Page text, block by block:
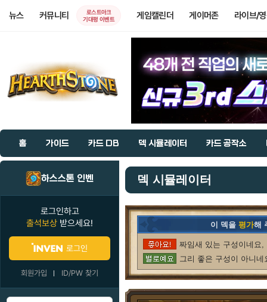
뉴스 커뮤니티
로스트아크
기대평 이벤트
게임캘린더 게이머존 라이브/
홈 가이드 카드 DB 덱 시뮬레이터 카드 공작소
하스스톤 인벤
로그인하고
출석보상 받으세요!
로그인
회원가입 ID/PW 찾기
덱 시뮬레이터
이 덱을 평가해
짜임새 있는 구성이네요,
그리 좋은 구성이 아니네